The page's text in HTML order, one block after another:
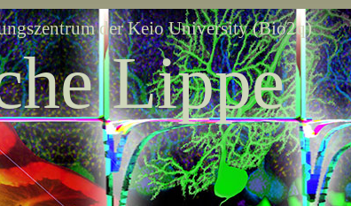
der Keio University (Bio2q)
Lippe